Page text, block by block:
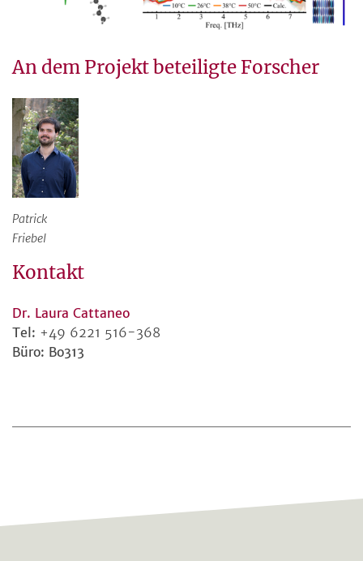
An dem Projekt beteiligte Forscher
Patrick
Friebel
Kontakt
Dr. Laura Cattaneo
Tel: +49 6221 516-368
Büro: Bo313